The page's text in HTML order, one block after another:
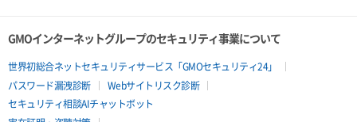
GMOインターネットグループのセキュリティ事業について
世界初総合ネットセキュリティサービス「GMOセキュリティ24」
パスワード漏洩診断
Webサイトリスク診断
セキュリティ相談AIチャットボット